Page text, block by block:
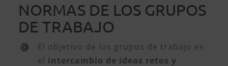
NORMAS DE LOS GRUPOS
DE TRABAJO
El objetivo de los grupos de trabajo es
el intercambio de ideas retos y